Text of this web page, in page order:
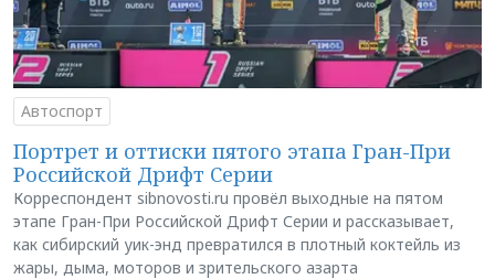
Автоспорт
Портрет и оттиски пятого этапа Гран-При
Российской Дрифт Серии
Корреспондент sibnovosti.ru провёл выходные на пятом
этапе Гран-При Российской Дрифт Серии и рассказывает,
как сибирский уик-энд превратился в плотный коктейль из
жары, дыма, моторов и зрительского азарта